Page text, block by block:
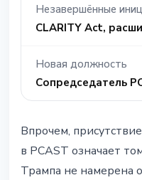
Незавершённые
CLARITY Act,
Новая должность
Сопредседатель
Впрочем,
в PCAST означает
Трампа не намерена